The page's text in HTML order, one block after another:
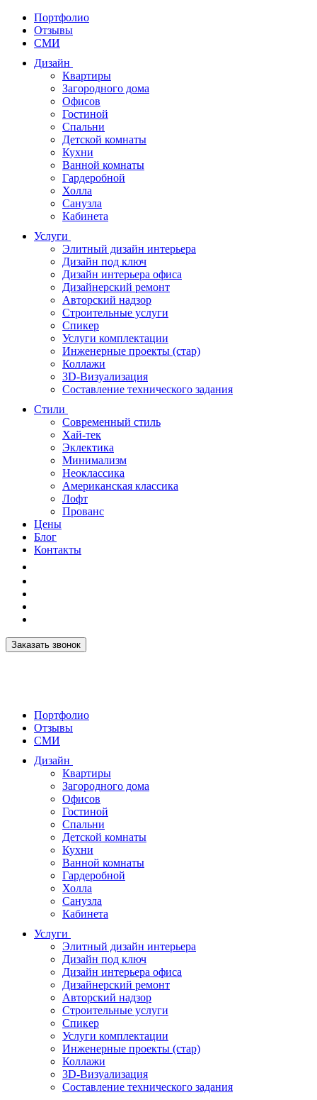
Портфолио
Отзывы
СМИ
Дизайн
Квартиры
Загородного дома
Офисов
Гостиной
Спальни
Детской комнаты
Кухни
Ванной комнаты
Гардеробной
Холла
Санузла
Кабинета
Услуги
Элитный дизайн интерьера
Дизайн под ключ
Дизайн интерьера офиса
Дизайнерский ремонт
Авторский надзор
Строительные услуги
Спикер
Услуги комплектации
Инженерные проекты (стар)
Коллажи
3D-Визуализация
Составление технического задания
Стили
Современный стиль
Хай-тек
Эклектика
Минимализм
Неоклассика
Американская классика
Лофт
Прованс
Цены
Блог
Контакты
Заказать звонок
Портфолио
Отзывы
СМИ
Дизайн
Квартиры
Загородного дома
Офисов
Гостиной
Спальни
Детской комнаты
Кухни
Ванной комнаты
Гардеробной
Холла
Санузла
Кабинета
Услуги
Элитный дизайн интерьера
Дизайн под ключ
Дизайн интерьера офиса
Дизайнерский ремонт
Авторский надзор
Строительные услуги
Спикер
Услуги комплектации
Инженерные проекты (стар)
Коллажи
3D-Визуализация
Составление технического задания